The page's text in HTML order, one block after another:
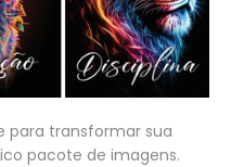
para transformar sua
pacote de imagens.